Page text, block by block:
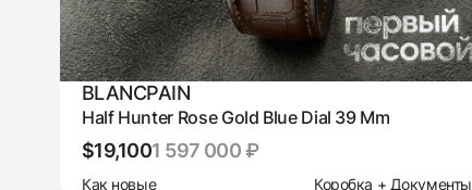
BLANCPAIN
Half Hunter Rose Gold Blue Dial 39 Mm
$19,1001 597 000 ₽
Как новые Коробка + Документы